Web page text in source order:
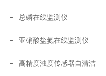
总磷在线监测仪
亚硝酸盐氮在线监测仪
高精度浊度传感器自清洁